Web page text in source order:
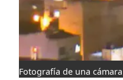
Fotografía de una